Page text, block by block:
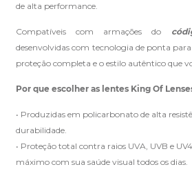
de alta performance.
Compatíveis com armações do
desenvolvidas com tecnologia de ponta
proteção completa e o estilo autêntico que
Por que escolher as lentes King Of
• Produzidas em policarbonato de alta
durabilidade.
• Proteção total contra raios UVA, UVB e
máximo com sua saúde visual todos os dias.